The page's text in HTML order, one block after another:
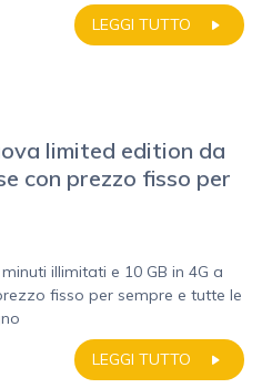
LEGGI TUTTO
limited edition da
con prezzo fisso per
illimitati e 10 GB in 4G a
fisso per sempre e tutte le
LEGGI TUTTO